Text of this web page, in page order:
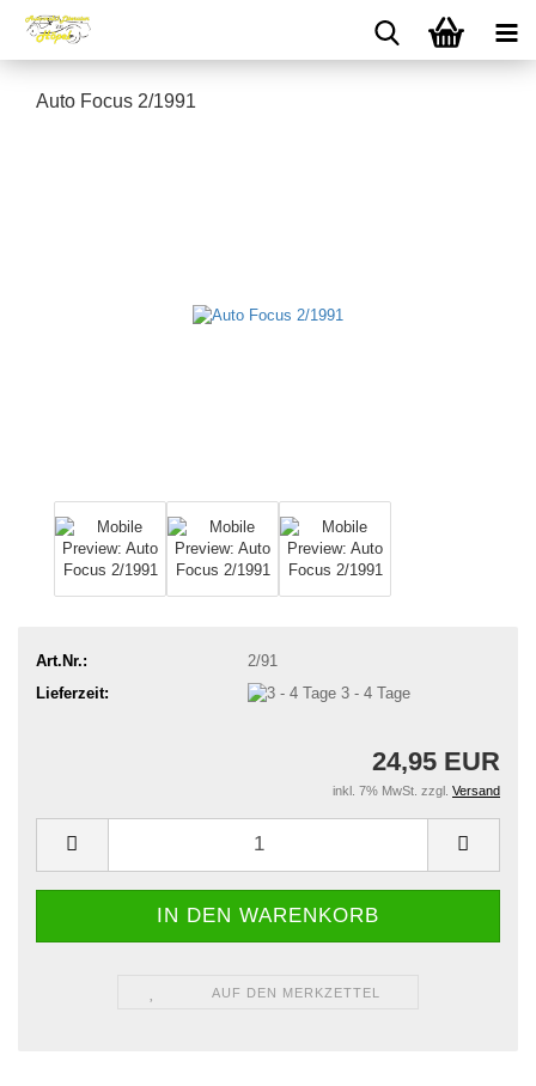
Auto Focus 2/1991
Art.Nr.:
2/91
Lieferzeit:
3 - 4 Tage
24,95 EUR
inkl. 7% MwSt. zzgl. Versand
AUF DEN MERKZETTEL